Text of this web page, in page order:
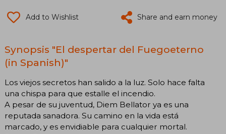
Add to Wishlist Share and earn money
Synopsis "El despertar del Fuegoeterno
(in Spanish)"
Los viejos secretos han salido a la luz. Solo hace falta
una chispa para que estalle el incendio.
A pesar de su juventud, Diem Bellator ya es una
reputada sanadora. Su camino en la vida está
marcado, y es envidiable para cualquier mortal.